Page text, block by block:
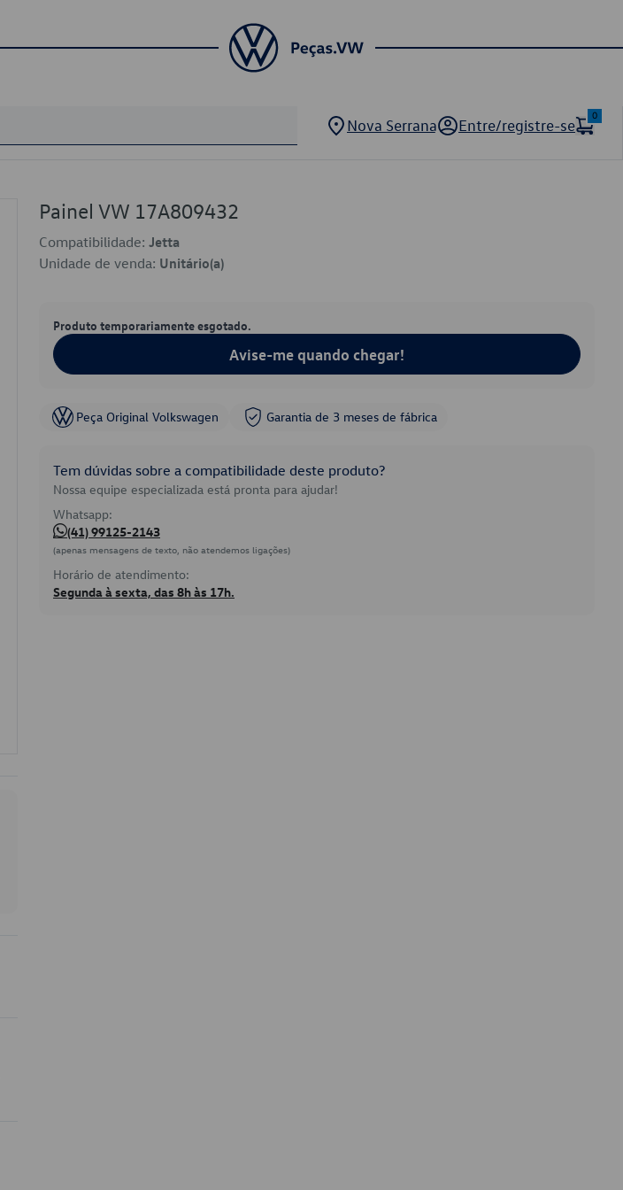
Nova Serrana Entre/registre-se
0
Painel VW 17A809432
Compatibilidade: Jetta
Unidade de venda: Unitário(a)
Produto temporariamente esgotado.
Avise-me quando chegar!
Peça Original Volkswagen Garantia de 3 meses de fábrica
Tem dúvidas sobre a compatibilidade deste produto?
Nossa equipe especializada está pronta para ajudar!
Whatsapp:
(41) 99125-2143
(apenas mensagens de texto, não atendemos ligações)
Horário de atendimento:
Segunda à sexta, das 8h às 17h.